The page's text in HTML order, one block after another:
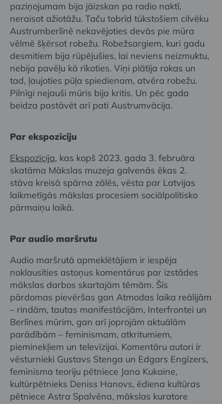
paziņojumam bija jāizskan pa radio naktī,
neraisot ažiotāžu. Taču tobrīd tūkstošiem cilvēku
Austrumberlīnē nekavējoties devās pie mūra
vēlmē šķērsot robežu. Robežsargiem, kuri gadu
desmitiem bija rūpējušies, lai neviens neizmuktu,
nebija pavēļu kā rīkoties. Viņi plātīja rokas un
tad, ļaujoties pūļa spiedienam, atvēra robežu.
Pilnīgi nejauši mūris bija kritis. Un pēc gada
beidza pastāvēt arī pati Austrumvācija.
Par ekspozīciju
Ekspozīcija, kas kopš 2023. gada 3. februāra
skatāma Mākslas muzeja galvenās ēkas 2.
stāva kreisā spārna zālēs, vēsta par Latvijas
laikmetīgās mākslas procesiem sociālpolitisko
pārmaiņu laikā.
Par audio maršrutu
Audio maršrutā apmeklētājiem ir iespēja
noklausīties astoņus komentārus par izstādes
mākslas darbos skartajām tēmām. Šīs
pārdomas pievēršas gan Atmodas laika reālijām
– rindām, tautas manifestācijām, Interfrontei un
Berlīnes mūrim, gan arī joprojām aktuālām
parādībām – feminismam, atkritumiem,
pieminekļiem un televīzijai. Komentāru autori ir
vēsturnieki Gustavs Stenga un Edgars Engīzers,
feminisma teoriju pētniece Jana Kukaine,
kultūrpētnieks Deniss Hanovs, ēdiena kultūras
pētniece Astra Spalvēna, mākslas kuratore